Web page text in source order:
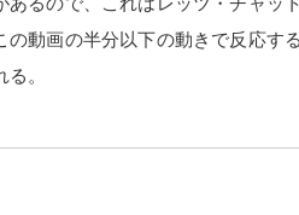
の動画の半分以下の動きで反応す
。